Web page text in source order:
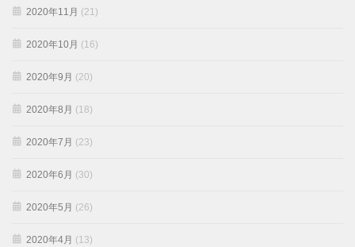
2020年11月 (21)
2020年10月 (16)
2020年9月 (20)
2020年8月 (18)
2020年7月 (23)
2020年6月 (30)
2020年5月 (26)
2020年4月 (13)